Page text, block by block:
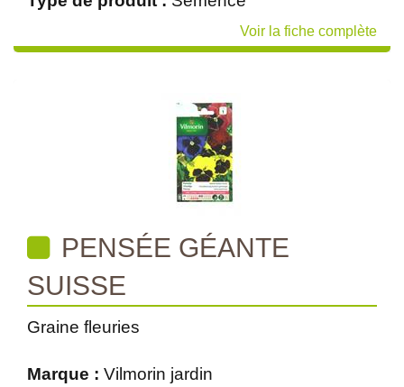
Voir la fiche complète
PENSÉE GÉANTE
SUISSE
Graine fleuries
Marque : Vilmorin jardin